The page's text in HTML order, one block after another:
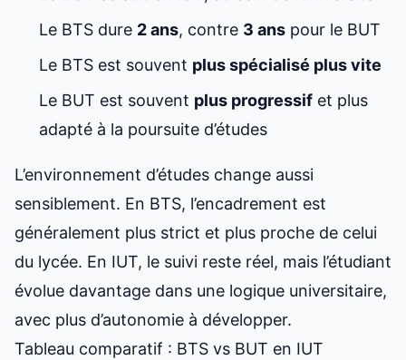
Le BTS dure 2 ans, contre 3 ans pour le BUT
Le BTS est souvent plus spécialisé plus vite
Le BUT est souvent plus progressif et plus
adapté à la poursuite d’études
L’environnement d’études change aussi
sensiblement. En BTS, l’encadrement est
généralement plus strict et plus proche de celui
du lycée. En IUT, le suivi reste réel, mais l’étudiant
évolue davantage dans une logique universitaire,
avec plus d’autonomie à développer.
Tableau comparatif : BTS vs BUT en IUT